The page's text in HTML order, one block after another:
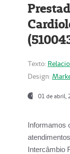
Texto:
Design:
01 de abril,
Informamos
Intercâmbio